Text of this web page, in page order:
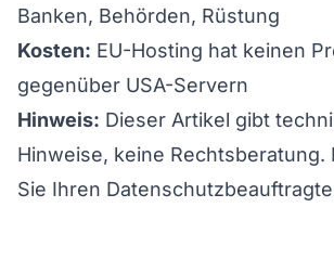
Banken, Behörden, Rüstung
Kosten: EU-Hosting hat keinen
gegenüber USA-Servern
Hinweis: Dieser Artikel gibt
Hinweise, keine Rechtsberatung.
Sie Ihren